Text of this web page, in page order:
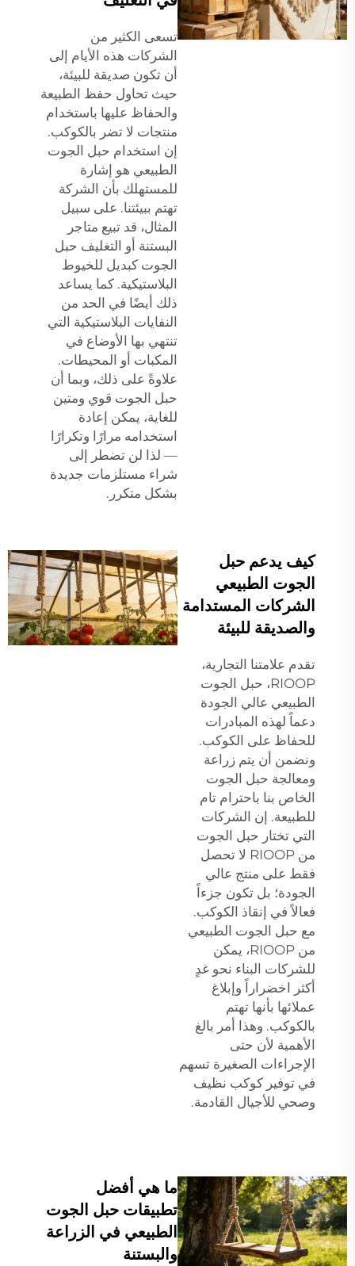
تسعى الكثير من
الشركات هذه الأيام إلى
أن تكون صديقة للبيئة،
حيث تحاول حفظ الطبيعة
والحفاظ عليها باستخدام
منتجات لا تضر بالكوكب.
إن استخدام حبل الجوت
الطبيعي هو إشارة
للمستهلك بأن الشركة
تهتم ببيئتنا. على سبيل
المثال، قد تبيع متاجر
البستنة أو التغليف حبل
الجوت كبديل للخيوط
البلاستيكية. كما يساعد
ذلك أيضًا في الحد من
النفايات البلاستيكية التي
تنتهي بها الأوضاع في
المكبات أو المحيطات.
علاوةً على ذلك، وبما أن
حبل الجوت قوي ومتين
للغاية، يمكن إعادة
استخدامه مرارًا وتكرارًا
— لذا لن تضطر إلى
شراء مستلزمات جديدة
بشكل متكرر.
كيف يدعم حبل
الجوت الطبيعي
الشركات المستدامة
والصديقة للبيئة
تقدم علامتنا التجارية،
RIOOP، حبل الجوت
الطبيعي عالي الجودة
دعماً لهذه المبادرات
للحفاظ على الكوكب.
ونضمن أن يتم زراعة
ومعالجة حبل الجوت
الخاص بنا باحترام تام
للطبيعة. إن الشركات
التي تختار حبل الجوت
من RIOOP لا تحصل
فقط على منتج عالي
الجودة؛ بل تكون جزءاً
فعالاً في إنقاذ الكوكب.
مع حبل الجوت الطبيعي
من RIOOP، يمكن
للشركات البناء نحو غدٍ
أكثر اخضراراً وإبلاغ
عملائها بأنها تهتم
بالكوكب. وهذا أمر بالغ
الأهمية لأن حتى
الإجراءات الصغيرة تسهم
في توفير كوكب نظيف
وصحي للأجيال القادمة.
ما هي أفضل
تطبيقات حبل الجوت
الطبيعي في الزراعة
والبستنة